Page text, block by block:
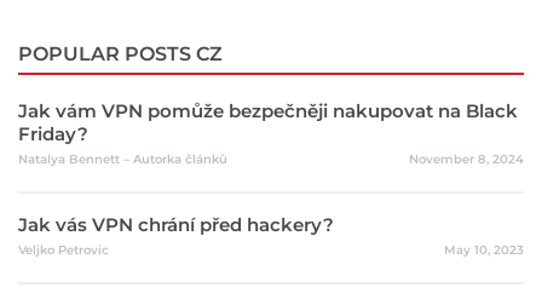
POPULAR POSTS CZ
Jak vám VPN pomůže bezpečněji nakupovat na Black
Friday?
Natalya Bennett – Autorka článků November 8, 2024
Jak vás VPN chrání před hackery?
Veljko Petrovic May 10, 2023